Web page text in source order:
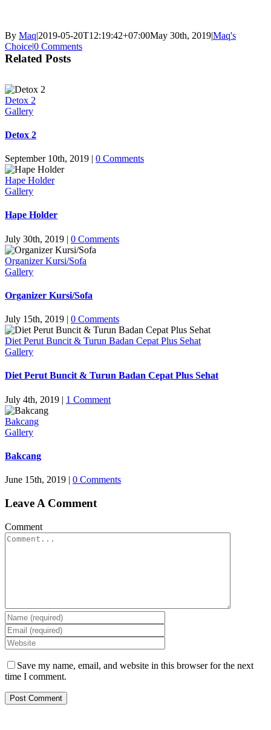
By Maq|2019-05-20T12:19:42+07:00May 30th, 2019|Maq's
Choice|0 Comments
Related Posts
Detox 2
Gallery
Detox 2
September 10th, 2019 | 0 Comments
Hape Holder
Gallery
Hape Holder
July 30th, 2019 | 0 Comments
Organizer Kursi/Sofa
Gallery
Organizer Kursi/Sofa
July 15th, 2019 | 0 Comments
Diet Perut Buncit & Turun Badan Cepat Plus Sehat
Gallery
Diet Perut Buncit & Turun Badan Cepat Plus Sehat
July 4th, 2019 | 1 Comment
Bakcang
Gallery
Bakcang
June 15th, 2019 | 0 Comments
Leave A Comment
Comment
Save my name, email, and website in this browser for the next
time I comment.